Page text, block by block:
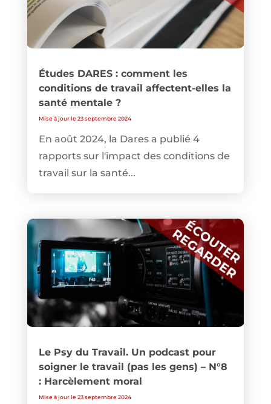
Études DARES : comment les
conditions de travail affectent-elles la
santé mentale ?
Mise à jour le 23 septembre 2024
En août 2024, la Dares a publié 4
rapports sur l'impact des conditions de
travail sur la santé...
Le Psy du Travail. Un podcast pour
soigner le travail (pas les gens) – N°8
: Harcèlement moral
Mise à jour le 23 septembre 2024